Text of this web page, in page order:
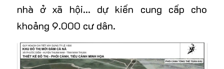
nhà ở xã hội… dự kiến cung cấp cho
khoảng 9.000 cư dân.